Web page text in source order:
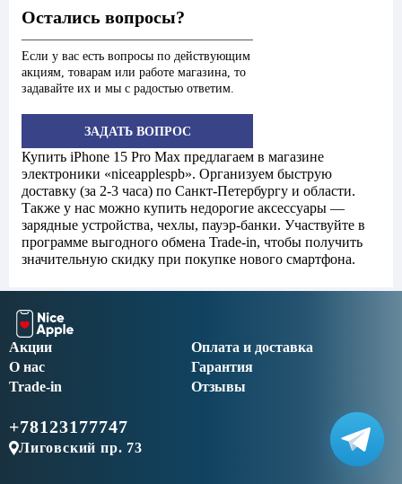
Остались вопросы?
Если у вас есть вопросы по действующим
акциям, товарам или работе магазина, то
задавайте их и мы с радостью ответим.
ЗАДАТЬ ВОПРОС
Купить iPhone 15 Pro Max предлагаем в магазине
электроники «niceapplespb». Организуем быструю
доставку (за 2-3 часа) по Санкт-Петербургу и области.
Также у нас можно купить недорогие аксессуары —
зарядные устройства, чехлы, пауэр-банки. Участвуйте в
программе выгодного обмена Trade-in, чтобы получить
значительную скидку при покупке нового смартфона.
Акции
О нас
Оплата и доставка
Trade-in
Гарантия
Отзывы
+78123177747
Лиговский пр. 73